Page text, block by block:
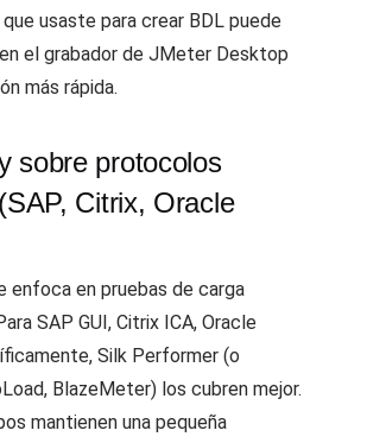
usaste para crear BDL puede
el grabador de JMeter Desktop
más rápida.
sobre protocolos
Citrix, Oracle
enfoca en pruebas de carga
SAP GUI, Citrix ICA, Oracle
Silk Performer (o
BlazeMeter) los cubren mejor.
mantienen una pequeña